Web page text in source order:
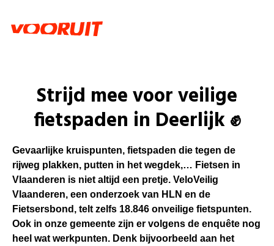
Strijd mee voor veilige
fietspaden in Deerlijk ✊
Gevaarlijke kruispunten, fietspaden die tegen de
rijweg plakken, putten in het wegdek,… Fietsen in
Vlaanderen is niet altijd een pretje. VeloVeilig
Vlaanderen, een onderzoek van HLN en de
Fietsersbond, telt zelfs 18.846 onveilige fietspunten.
Ook in onze gemeente zijn er volgens de enquête nog
heel wat werkpunten. Denk bijvoorbeeld aan het